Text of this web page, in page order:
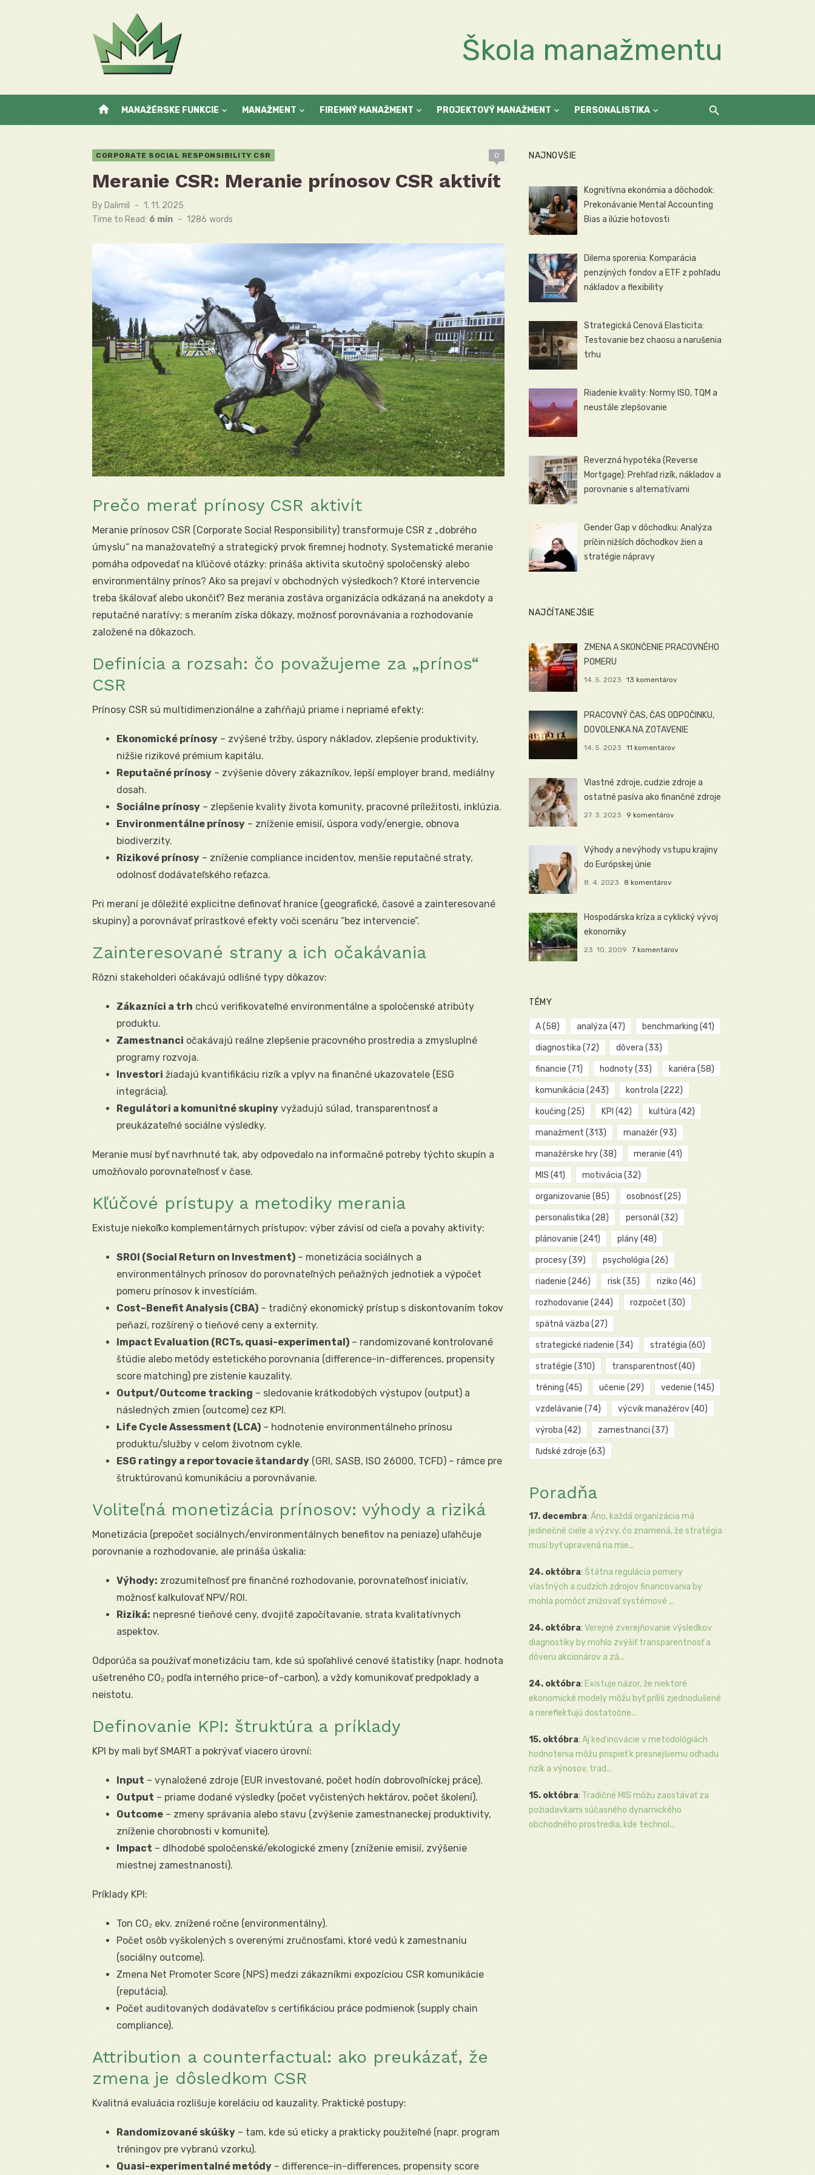
Škola manažmentu
home MANAŽÉRSKE FUNKCIE MANAŽMENT FIREMNÝ MANAŽMENT PROJEKTOVÝ MANAŽMENT PERSONALISTIKA
CORPORATE SOCIAL RESPONSIBILITY CSR 0
Meranie CSR: Meranie prínosov CSR aktivít
By Dalimil
Posted
on
1. 11. 2025
Time to Read: 6 min - 1286 words
Prečo merať prínosy CSR aktivít
Meranie prínosov CSR (Corporate Social Responsibility) transformuje CSR z „dobrého
úmyslu“ na manažovateľný a strategický prvok firemnej hodnoty. Systematické meranie
pomáha odpovedať na kľúčové otázky: prináša aktivita skutočný spoločenský alebo
environmentálny prínos? Ako sa prejaví v obchodných výsledkoch? Ktoré intervencie
treba škálovať alebo ukončiť? Bez merania zostáva organizácia odkázaná na anekdoty a
reputačné naratívy; s meraním získa dôkazy, možnosť porovnávania a rozhodovanie
založené na dôkazoch.
Definícia a rozsah: čo považujeme za „prínos“
CSR
Prínosy CSR sú multidimenzionálne a zahŕňajú priame i nepriamé efekty:
Ekonomické prínosy – zvýšené tržby, úspory nákladov, zlepšenie produktivity,
nižšie rizikové prémium kapitálu.
Reputačné prínosy – zvýšenie dôvery zákazníkov, lepší employer brand, mediálny
dosah.
Sociálne prínosy – zlepšenie kvality života komunity, pracovné príležitosti, inklúzia.
Environmentálne prínosy – zníženie emisií, úspora vody/energie, obnova
biodiverzity.
Rizikové prínosy – zníženie compliance incidentov, menšie reputačné straty,
odolnosť dodávateľského reťazca.
Pri meraní je dôležité explicitne definovať hranice (geografické, časové a zainteresované
skupiny) a porovnávať prírastkové efekty voči scenáru “bez intervencie”.
Zainteresované strany a ich očakávania
Rôzni stakeholderi očakávajú odlišné typy dôkazov:
Zákazníci a trh chcú verifikovateľné environmentálne a spoločenské atribúty
produktu.
Zamestnanci očakávajú reálne zlepšenie pracovného prostredia a zmysluplné
programy rozvoja.
Investori žiadajú kvantifikáciu rizík a vplyv na finančné ukazovatele (ESG
integrácia).
Regulátori a komunitné skupiny vyžadujú súlad, transparentnosť a
preukázateľné sociálne výsledky.
Meranie musí byť navrhnuté tak, aby odpovedalo na informačné potreby týchto skupín a
umožňovalo porovnateľnosť v čase.
Kľúčové prístupy a metodiky merania
Existuje niekoľko komplementárnych prístupov; výber závisí od cieľa a povahy aktivity:
SROI (Social Return on Investment) – monetizácia sociálnych a
environmentálnych prínosov do porovnateľných peňažných jednotiek a výpočet
pomeru prínosov k investíciám.
Cost–Benefit Analysis (CBA) – tradičný ekonomický prístup s diskontovaním tokov
peňazí, rozšírený o tieňové ceny a externity.
Impact Evaluation (RCTs, quasi-experimental) – randomizované kontrolované
štúdie alebo metódy estetického porovnania (difference-in-differences, propensity
score matching) pre zistenie kauzality.
Output/Outcome tracking – sledovanie krátkodobých výstupov (output) a
následných zmien (outcome) cez KPI.
Life Cycle Assessment (LCA) – hodnotenie environmentálneho prínosu
produktu/služby v celom životnom cykle.
ESG ratingy a reportovacie štandardy (GRI, SASB, ISO 26000, TCFD) – rámce pre
štruktúrovanú komunikáciu a porovnávanie.
Voliteľná monetizácia prínosov: výhody a riziká
Monetizácia (prepočet sociálnych/environmentálnych benefitov na peniaze) uľahčuje
porovnanie a rozhodovanie, ale prináša úskalia:
Výhody: zrozumiteľnosť pre finančné rozhodovanie, porovnateľnosť iniciatív,
možnosť kalkulovať NPV/ROI.
Riziká: nepresné tieňové ceny, dvojité započítavanie, strata kvalitatívnych
aspektov.
Odporúča sa používať monetizáciu tam, kde sú spoľahlivé cenové štatistiky (napr. hodnota
ušetreného CO₂ podľa interného price-of-carbon), a vždy komunikovať predpoklady a
neistotu.
Definovanie KPI: štruktúra a príklady
KPI by mali byť SMART a pokrývať viacero úrovní:
Input – vynaložené zdroje (EUR investované, počet hodín dobrovoľníckej práce).
Output – priame dodané výsledky (počet vyčistených hektárov, počet školení).
Outcome – zmeny správania alebo stavu (zvýšenie zamestnaneckej produktivity,
zníženie chorobnosti v komunite).
Impact – dlhodobé spoločenské/ekologické zmeny (zníženie emisií, zvýšenie
miestnej zamestnanosti).
Príklady KPI:
Ton CO₂ ekv. znížené ročne (environmentálny).
Počet osôb vyškolených s overenými zručnosťami, ktoré vedú k zamestnaniu
(sociálny outcome).
Zmena Net Promoter Score (NPS) medzi zákazníkmi expozíciou CSR komunikácie
(reputácia).
Počet auditovaných dodávateľov s certifikáciou práce podmienok (supply chain
compliance).
Attribution a counterfactual: ako preukázať, že
zmena je dôsledkom CSR
Kvalitná evaluácia rozlišuje koreláciu od kauzality. Praktické postupy:
Randomizované skúšky – tam, kde sú eticky a prakticky použiteľné (napr. program
tréningov pre vybranú vzorku).
Quasi-experimentalné metódy – difference-in-differences, propensity score
NAJNOVŠIE
Kognitívna ekonómia a dôchodok:
Prekonávanie Mental Accounting
Bias a ilúzie hotovosti
Dilema sporenia: Komparácia
penzijných fondov a ETF z pohľadu
nákladov a flexibility
Strategická Cenová Elasticita:
Testovanie bez chaosu a narušenia
trhu
Riadenie kvality: Normy ISO, TQM a
neustále zlepšovanie
Reverzná hypotéka (Reverse
Mortgage): Prehľad rizík, nákladov a
porovnanie s alternatívami
Gender Gap v dôchodku: Analýza
príčin nižších dôchodkov žien a
stratégie nápravy
NAJČÍTANEJŠIE
ZMENA A SKONČENIE PRACOVNÉHO
POMERU
14. 5. 2023 13 komentárov
PRACOVNÝ ČAS, ČAS ODPOČINKU,
DOVOLENKA NA ZOTAVENIE
14. 5. 2023 11 komentárov
Vlastné zdroje, cudzie zdroje a
ostatné pasíva ako finančné zdroje
27. 3. 2023 9 komentárov
Výhody a nevýhody vstupu krajiny
do Európskej únie
8. 4. 2023 8 komentárov
Hospodárska kríza a cyklický vývoj
ekonomiky
23. 10. 2009 7 komentárov
TÉMY
A(58) analýza (47) benchmarking (41)
diagnostika (72) dôvera (33)
financie (71) hodnoty(33) kariéra (58)
komunikácia (243) kontrola (222)
koučing (25) KPI (42) kultúra (42)
manažment (313) manažér(93)
manažérske hry(38) meranie (41)
MIS (41) motivácia (32)
organizovanie (85) osobnosť(25)
personalistika (28) personál (32)
plánovanie (241) plány(48)
procesy(39) psychológia (26)
riadenie (246) risk(35) riziko (46)
rozhodovanie (244) rozpočet (30)
spätná väzba (27)
strategické riadenie (34) stratégia (60)
stratégie (310) transparentnosť(40)
tréning (45) učenie (29) vedenie (145)
vzdelávanie (74) výcvik manažérov(40)
výroba (42) zamestnanci (37)
ľudské zdroje (63)
Poradňa
17. decembra: Áno, každá organizácia má
jedinečné ciele a výzvy, čo znamená, že stratégia
musí byť upravená na mie...
24. októbra: Štátna regulácia pomery
vlastných a cudzích zdrojov financovania by
mohla pomôcť znižovať systémové ...
24. októbra: Verejné zverejňovanie výsledkov
diagnostiky by mohlo zvýšiť transparentnosť a
dôveru akcionárov a zá...
24. októbra: Existuje názor, že niektoré
ekonomické modely môžu byť príliš zjednodušené
a nereflektujú dostatočne...
15. októbra: Aj keď inovácie v metodológiách
hodnotenia môžu prispieť k presnejšiemu odhadu
rizík a výnosov, trad...
15. októbra: Tradičné MIS môžu zaostávať za
požiadavkami súčasného dynamického
obchodného prostredia, kde technol...